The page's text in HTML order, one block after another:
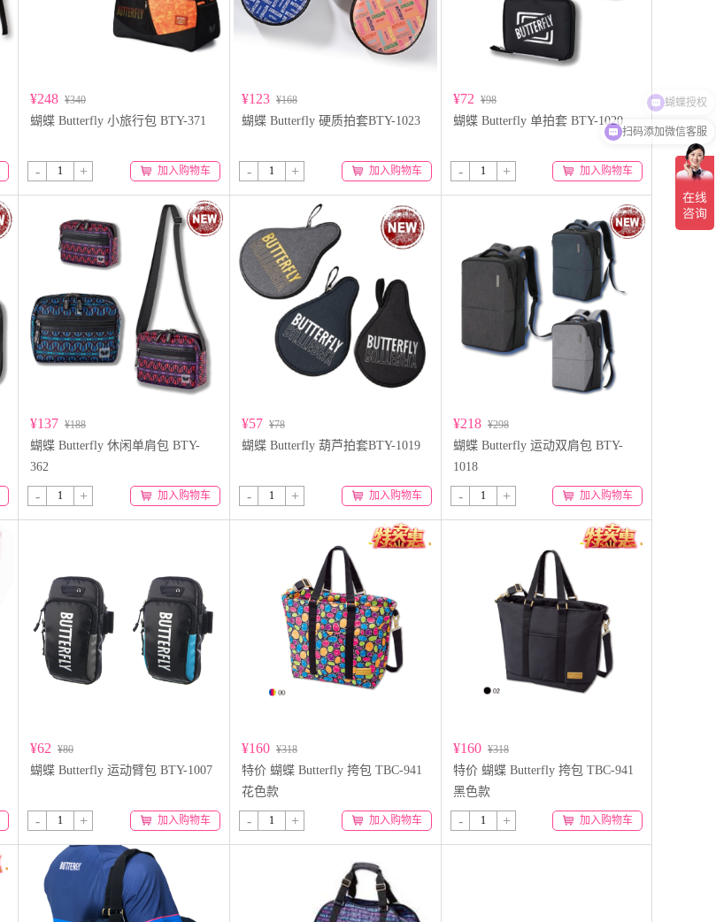
¥248 ¥340
蝴蝶 Butterfly 小旅行包 BTY-371
- + 加入购物车
¥123 ¥168
蝴蝶 Butterfly 硬质拍套BTY-1023
- + 加入购物车
¥72 ¥98
蝴蝶 Butterfly 单拍套 BTY-1020
- + 加入购物车
¥137 ¥188
蝴蝶 Butterfly 休闲单肩包 BTY-
362
- + 加入购物车
¥57 ¥78
蝴蝶 Butterfly 葫芦拍套BTY-1019
- + 加入购物车
¥218 ¥298
蝴蝶 Butterfly 运动双肩包 BTY-
1018
- + 加入购物车
¥62 ¥80
蝴蝶 Butterfly 运动臂包 BTY-1007
- + 加入购物车
¥160 ¥318
特价 蝴蝶 Butterfly 挎包 TBC-941
花色款
- + 加入购物车
¥160 ¥318
特价 蝴蝶 Butterfly 挎包 TBC-941
黑色款
- + 加入购物车
扫码添加微信客服